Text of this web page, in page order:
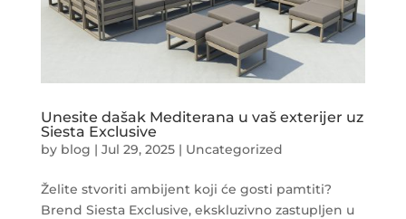
Unesite dašak Mediterana u vaš exterijer uz
Siesta Exclusive
by blog | Jul 29, 2025| Uncategorized
Želite stvoriti ambijent koji će gosti pamtiti?
Brend Siesta Exclusive, ekskluzivno zastupljen u